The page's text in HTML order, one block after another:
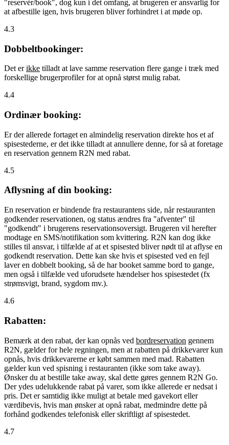
"reservér/book", dog kun i det omfang, at brugeren er ansvarlig for
at afbestille igen, hvis brugeren bliver forhindret i at møde op.
4.3
Dobbeltbookinger:
Det erikke tilladt at lave samme reservation flere gange i træk med
forskellige brugerprofiler for at opnå størst mulig rabat.
4.4
Ordinær booking:
Er der allerede fortaget en almindelig reservation direkte hos et af
spisestederne, er det ikke tilladt at annullere denne, for så at foretage
en reservation gennem R2N med rabat.
4.5
Aflysning af din booking:
En reservation er bindende fra restaurantens side, når restauranten
godkender reservationen, og status ændres fra "afventer" til
"godkendt" i brugerens reservationsoversigt. Brugeren vil herefter
modtage en SMS/notifikation som kvittering. R2N kan dog ikke
stilles til ansvar, i tilfælde af at et spisested bliver nødt til at aflyse en
godkendt reservation. Dette kan ske hvis et spisested ved en fejl
laver en dobbelt booking, så de har booket samme bord to gange,
men også i tilfælde ved uforudsete hændelser hos spisestedet (fx
strømsvigt, brand, sygdom mv.).
4.6
Rabatten:
Bemærk at den rabat, der kan opnås ved bordreservation gennem
R2N, gælder for hele regningen, men at rabatten på drikkevarer kun
opnås, hvis drikkevarerne er købt sammen med mad. Rabatten
gælder kun ved spisning i restauranten (ikke som take away).
Ønsker du at bestille take away, skal dette gøres gennem R2N Go.
Der ydes udelukkende rabat på varer, som ikke allerede er nedsat i
pris. Det er samtidig ikke muligt at betale med gavekort eller
værdibevis, hvis man ønsker at opnå rabat, medmindre dette på
forhånd godkendes telefonisk eller skriftligt af spisestedet.
4.7